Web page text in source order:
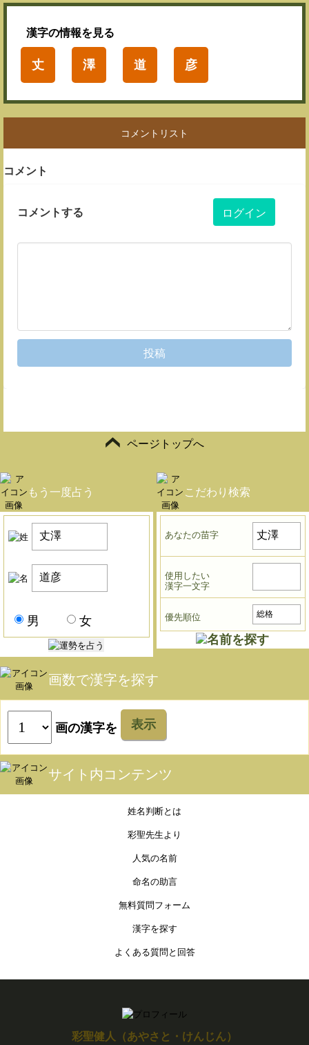
漢字の情報を見る
丈 澤 道 彦
コメントリスト
コメント
コメントする ログイン
投稿
ページトップへ
もう一度占う
男 女
こだわり検索
あなたの苗字
使用したい
漢字一文字
優先順位
画数で漢字を探す
画の漢字を 表示
サイト内コンテンツ
姓名判断とは
彩聖先生より
人気の名前
命名の助言
無料質問フォーム
漢字を探す
よくある質問と回答
彩聖健人（あやさと・けんじん）